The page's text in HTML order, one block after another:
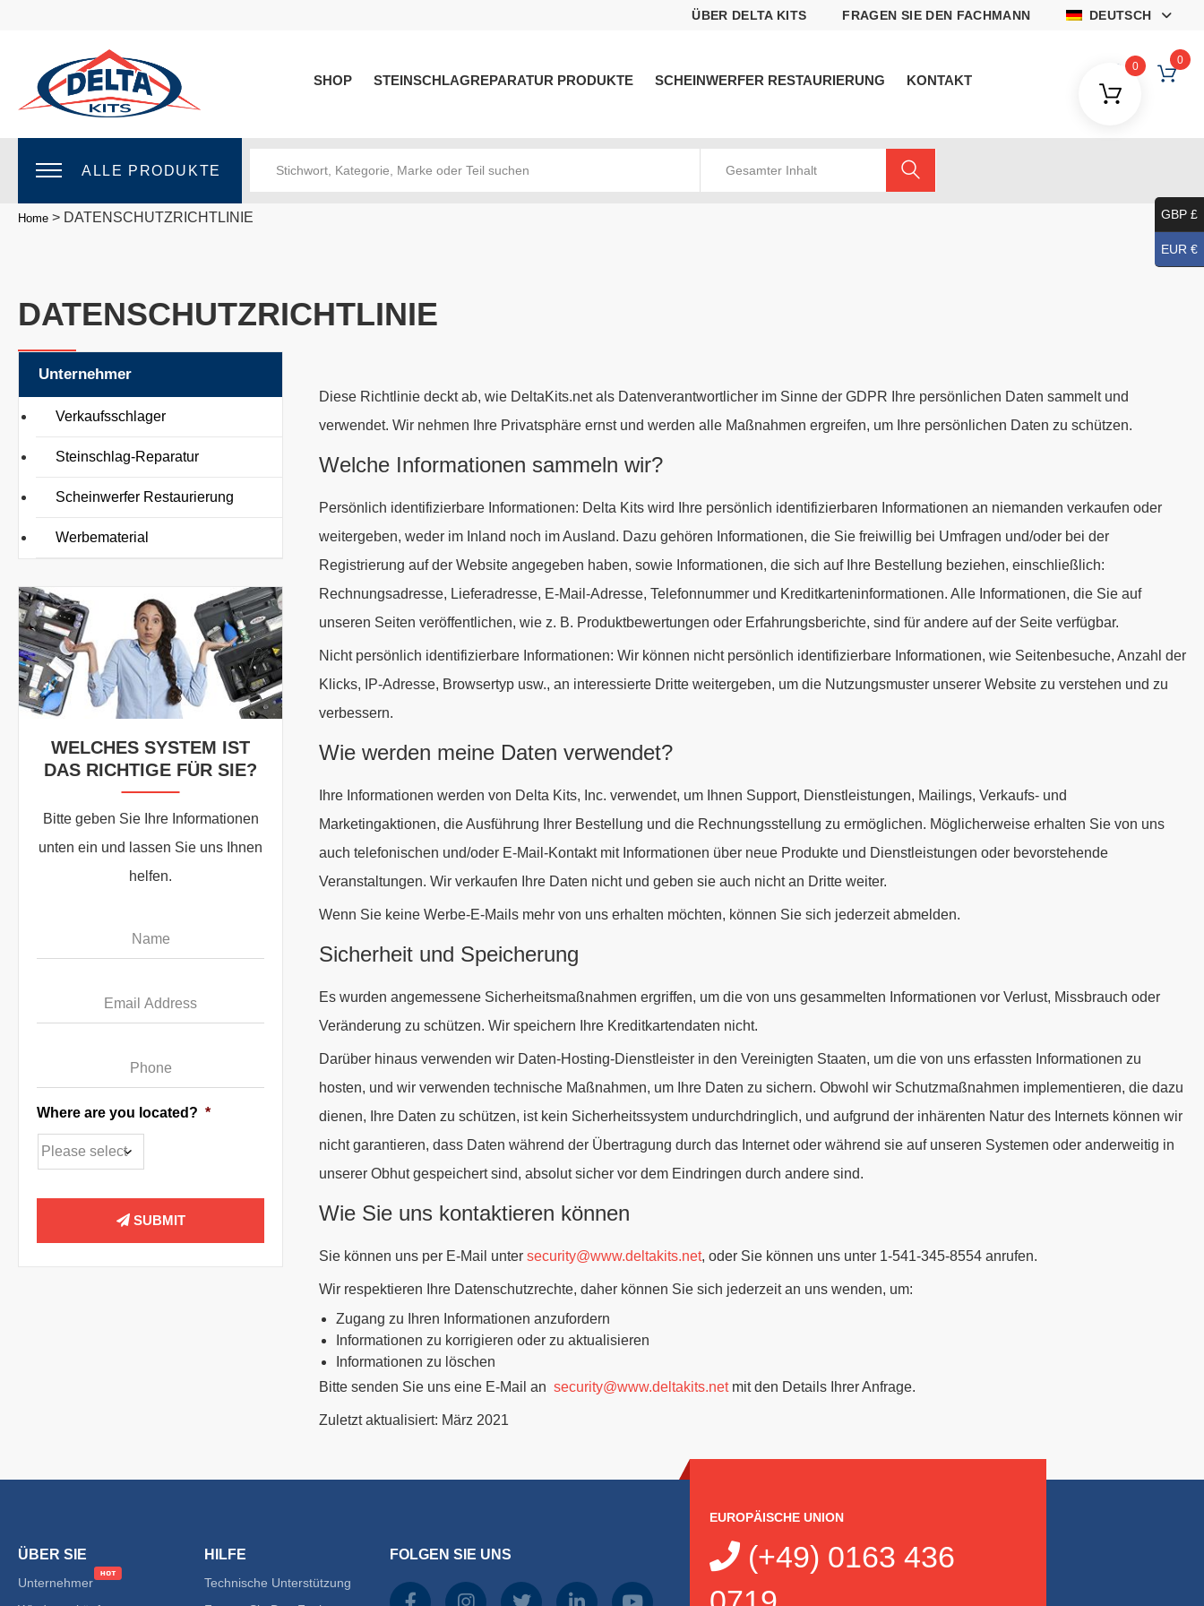
ÜBER DELTA KITS FRAGEN SIE DEN FACHMANN DEUTSCH
SHOP STEINSCHLAGREPARATUR PRODUKTE SCHEINWERFER RESTAURIERUNG KONTAKT
0
0
ALLE PRODUKTE Gesamter Inhalt
Home > DATENSCHUTZRICHTLINIE
DATENSCHUTZRICHTLINIE
Diese Richtlinie deckt ab, wie DeltaKits.net als Datenverantwortlicher im Sinne der GDPR Ihre persönlichen Daten sammelt und
verwendet. Wir nehmen Ihre Privatsphäre ernst und werden alle Maßnahmen ergreifen, um Ihre persönlichen Daten zu schützen.
Welche Informationen sammeln wir?
Persönlich identifizierbare Informationen: Delta Kits wird Ihre persönlich identifizierbaren Informationen an niemanden verkaufen oder
weitergeben, weder im Inland noch im Ausland. Dazu gehören Informationen, die Sie freiwillig bei Umfragen und/oder bei der
Registrierung auf der Website angegeben haben, sowie Informationen, die sich auf Ihre Bestellung beziehen, einschließlich:
Rechnungsadresse, Lieferadresse, E-Mail-Adresse, Telefonnummer und Kreditkarteninformationen. Alle Informationen, die Sie auf
unseren Seiten veröffentlichen, wie z. B. Produktbewertungen oder Erfahrungsberichte, sind für andere auf der Seite verfügbar.
Nicht persönlich identifizierbare Informationen: Wir können nicht persönlich identifizierbare Informationen, wie Seitenbesuche, Anzahl der
Klicks, IP-Adresse, Browsertyp usw., an interessierte Dritte weitergeben, um die Nutzungsmuster unserer Website zu verstehen und zu
verbessern.
Wie werden meine Daten verwendet?
Ihre Informationen werden von Delta Kits, Inc. verwendet, um Ihnen Support, Dienstleistungen, Mailings, Verkaufs- und
Marketingaktionen, die Ausführung Ihrer Bestellung und die Rechnungsstellung zu ermöglichen. Möglicherweise erhalten Sie von uns
auch telefonischen und/oder E-Mail-Kontakt mit Informationen über neue Produkte und Dienstleistungen oder bevorstehende
Veranstaltungen. Wir verkaufen Ihre Daten nicht und geben sie auch nicht an Dritte weiter.
Wenn Sie keine Werbe-E-Mails mehr von uns erhalten möchten, können Sie sich jederzeit abmelden.
Sicherheit und Speicherung
Es wurden angemessene Sicherheitsmaßnahmen ergriffen, um die von uns gesammelten Informationen vor Verlust, Missbrauch oder
Veränderung zu schützen. Wir speichern Ihre Kreditkartendaten nicht.
Darüber hinaus verwenden wir Daten-Hosting-Dienstleister in den Vereinigten Staaten, um die von uns erfassten Informationen zu
hosten, und wir verwenden technische Maßnahmen, um Ihre Daten zu sichern. Obwohl wir Schutzmaßnahmen implementieren, die dazu
dienen, Ihre Daten zu schützen, ist kein Sicherheitssystem undurchdringlich, und aufgrund der inhärenten Natur des Internets können wir
nicht garantieren, dass Daten während der Übertragung durch das Internet oder während sie auf unseren Systemen oder anderweitig in
unserer Obhut gespeichert sind, absolut sicher vor dem Eindringen durch andere sind.
Wie Sie uns kontaktieren können
Sie können uns per E-Mail unter security@www.deltakits.net, oder Sie können uns unter 1-541-345-8554 anrufen.
Wir respektieren Ihre Datenschutzrechte, daher können Sie sich jederzeit an uns wenden, um:
Zugang zu Ihren Informationen anzufordern
Informationen zu korrigieren oder zu aktualisieren
Informationen zu löschen
Bitte senden Sie uns eine E-Mail an security@www.deltakits.netmit den Details Ihrer Anfrage.
Zuletzt aktualisiert: März 2021
Unternehmer
Verkaufsschlager
Steinschlag-Reparatur
Scheinwerfer Restaurierung
Werbematerial
WELCHES SYSTEM IST
DAS RICHTIGE FÜR SIE?
Bitte geben Sie Ihre Informationen
unten ein und lassen Sie uns Ihnen
helfen.
Where are you located? *
SUBMIT
GBP £
EUR €
ÜBER SIE
Unternehmer
HILFE
Technische Unterstützung
FOLGEN SIE UNS
EUROPÄISCHE UNION
(+49) 0163 436